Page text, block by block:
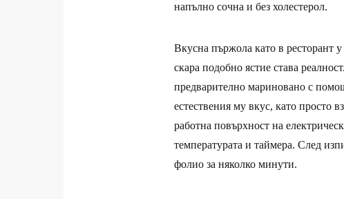
напълно сочна и без холестерол.
Вкусна пържола като в ресторант
скара подобно ястие става
предварително мариновано с
естествения му вкус, като просто
работна повърхност на
температурата и таймера. След
фолио за няколко минути.